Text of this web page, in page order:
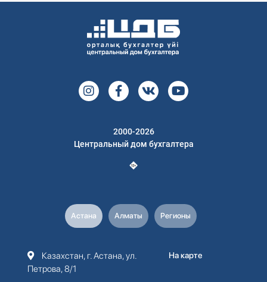
2000-2026
Центральный дом бухгалтера
Астана Алматы Регионы
Казахстан, г. Астана, ул.
Петрова, 8/1
На карте